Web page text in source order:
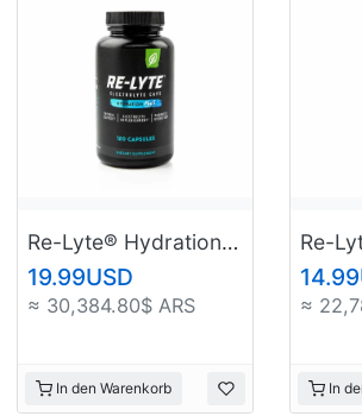
Re-Lyte® Hydration Support Plus Caps
19.99USD
≈ 30,384.80$ ARS
In den Warenkorb
≈
In